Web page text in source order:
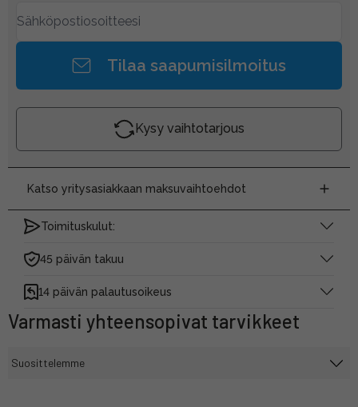
Tilaa saapumisilmoitus
Kysy vaihtotarjous
Katso yritysasiakkaan maksuvaihtoehdot
Toimituskulut:
45 päivän takuu
14 päivän palautusoikeus
Varmasti yhteensopivat tarvikkeet